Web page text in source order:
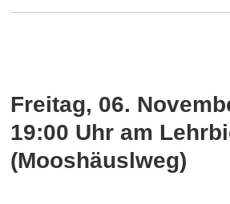
Freitag, 06.
19:00 Uhram
(Mooshäuslweg)